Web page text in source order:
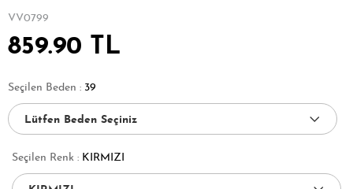
VV0799
859.90 TL
Seçilen Beden : 39
Seçilen Renk : KIRMIZI